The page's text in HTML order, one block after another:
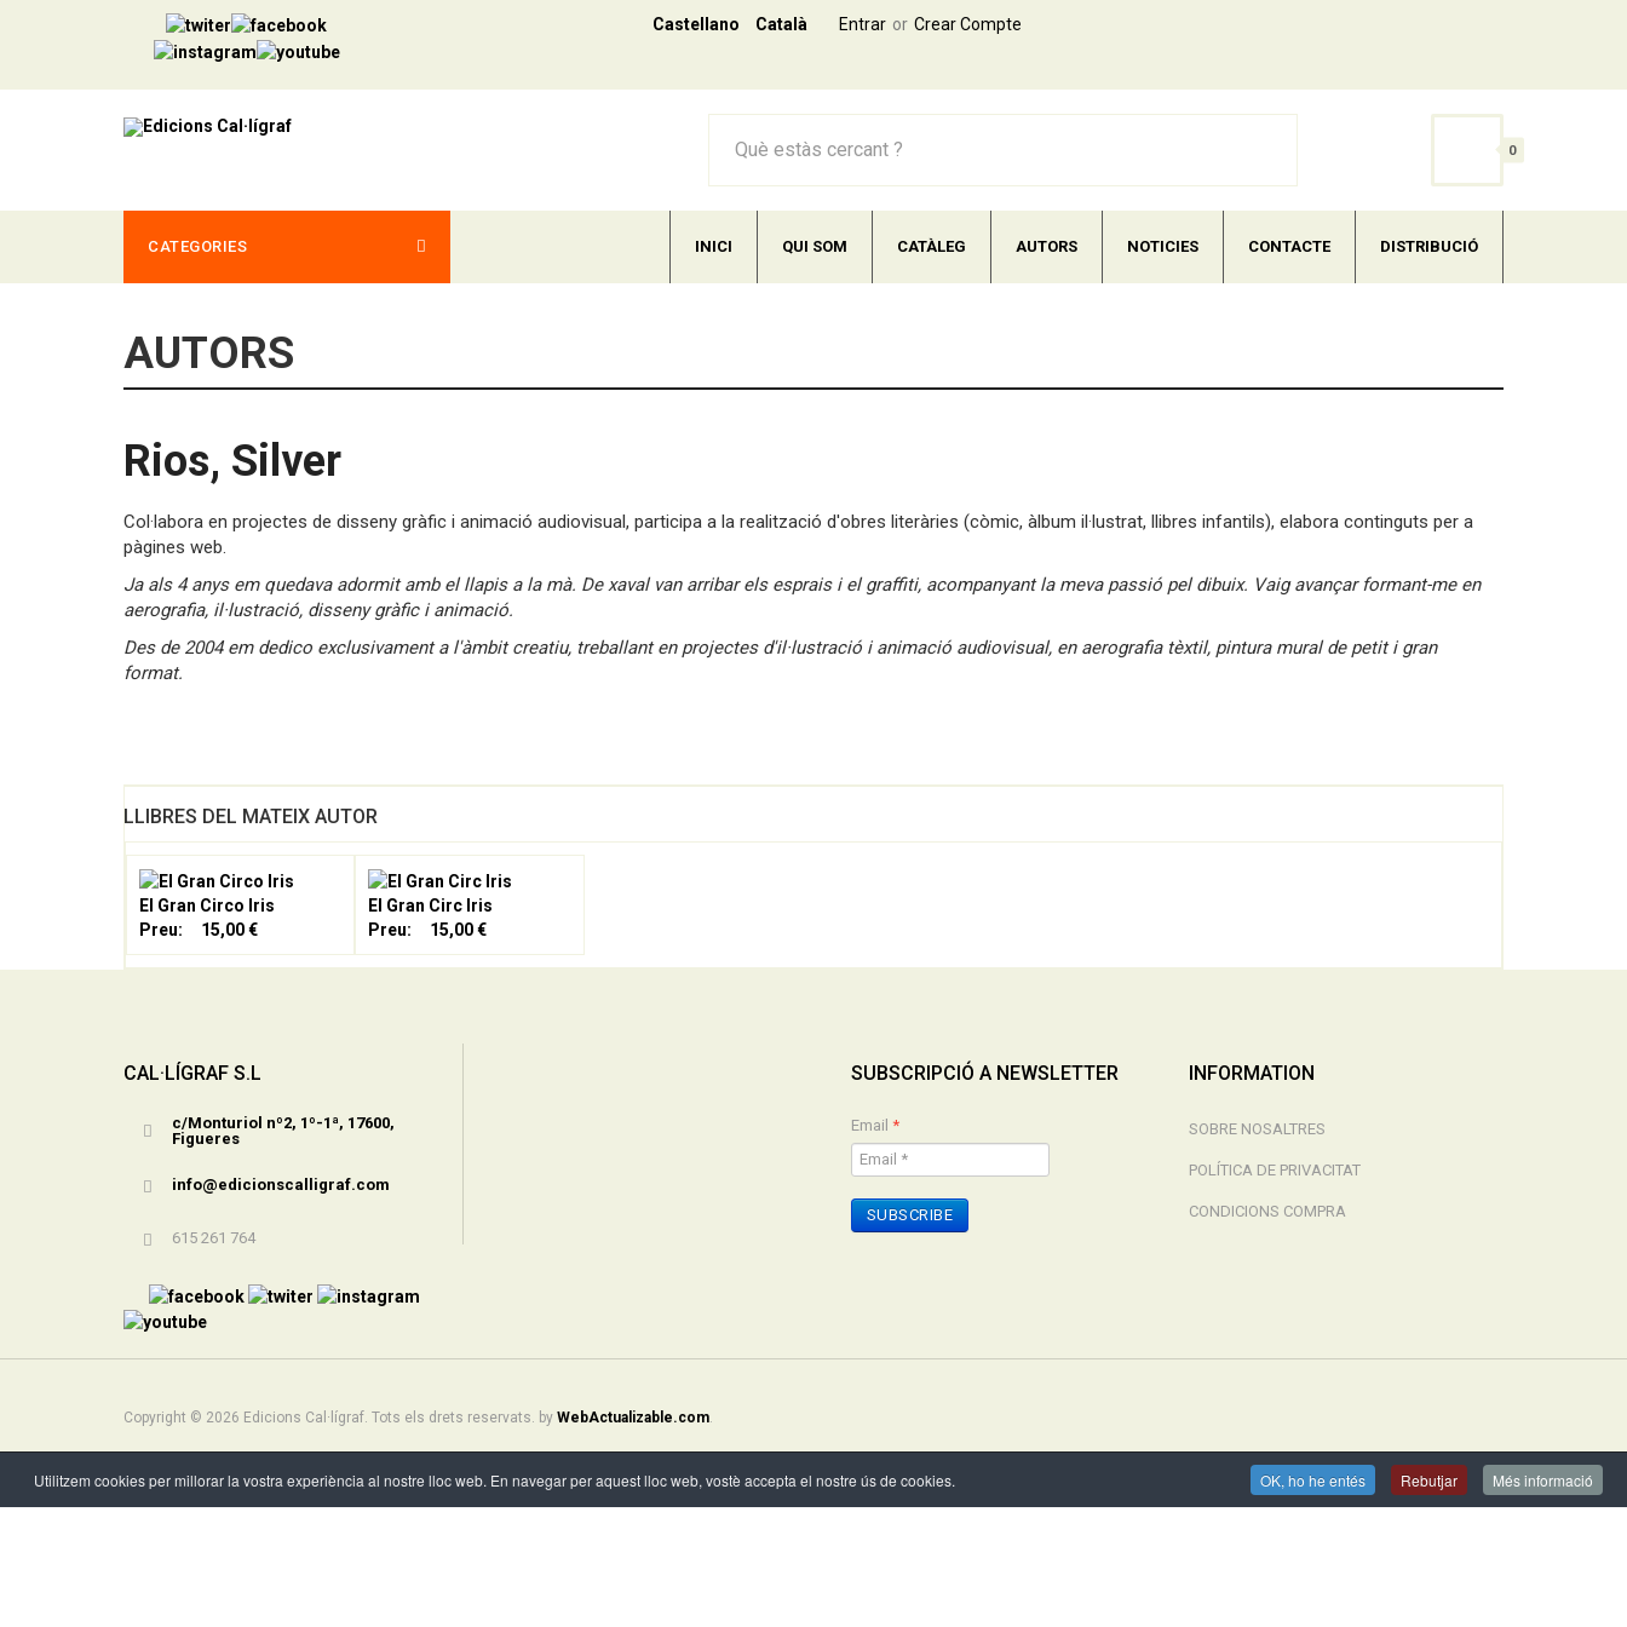
Entrar Crear Compte
Castellano Català
0
CATEGORIES INICI QUI SOM CATÀLEG AUTORS NOTICIES CONTACTE DISTRIBUCIÓ
AUTORS
Rios, Silver
Col·labora en projectes de disseny gràfic i animació audiovisual, participa a la realització d'obres literàries (còmic, àlbum il·lustrat, llibres infantils), elabora continguts per a
pàgines web.
Ja als 4 anys em quedava adormit amb el llapis a la mà. De xaval van arribar els esprais i el graffiti, acompanyant la meva passió pel dibuix. Vaig avançar formant-me en
aerografia, il·lustració, disseny gràfic i animació.
Des de 2004 em dedico exclusivament a l'àmbit creatiu, treballant en projectes d'il·lustració i animació audiovisual, en aerografia tèxtil, pintura mural de petit i gran
format.
LLIBRES DEL MATEIX AUTOR
El Gran Circo Iris
Preu:
15,00 €
El Gran Circ Iris
Preu:
15,00 €
CAL·LÍGRAF S.L
c/Monturiol nº2, 1º-1ª, 17600,
Figueres
info@edicionscalligraf.com
615 261 764
SUBSCRIPCIÓ A NEWSLETTER
Email *
SUBSCRIBE
INFORMATION
SOBRE NOSALTRES
POLÍTICA DE PRIVACITAT
CONDICIONS COMPRA
Copyright © 2026 Edicions Cal·lígraf. Tots els drets reservats. by WebActualizable.com.
Utilitzem cookies per millorar la vostra experiència al nostre lloc web. En navegar per aquest lloc web, vostè accepta el nostre ús de cookies. OK, ho he entés Rebutjar Més informació